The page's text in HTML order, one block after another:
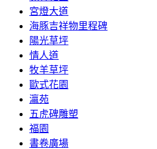
宮燈大道
海豚吉祥物里程碑
陽光草坪
情人道
牧羊草坪
歐式花園
瀛苑
五虎碑雕塑
福園
書卷廣場